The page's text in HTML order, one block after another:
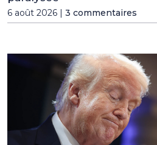
6 août 2026 | 3 commentaires